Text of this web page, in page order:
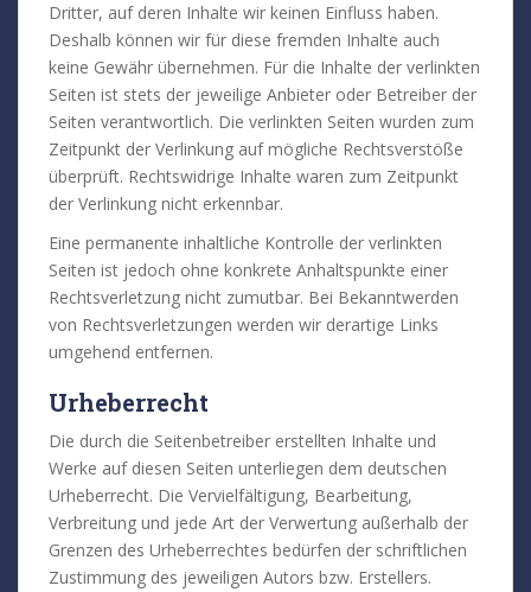
Dritter, auf deren Inhalte wir keinen Einfluss haben.
Deshalb können wir für diese fremden Inhalte auch
keine Gewähr übernehmen. Für die Inhalte der verlinkten
Seiten ist stets der jeweilige Anbieter oder Betreiber der
Seiten verantwortlich. Die verlinkten Seiten wurden zum
Zeitpunkt der Verlinkung auf mögliche Rechtsverstöße
überprüft. Rechtswidrige Inhalte waren zum Zeitpunkt
der Verlinkung nicht erkennbar.
Eine permanente inhaltliche Kontrolle der verlinkten
Seiten ist jedoch ohne konkrete Anhaltspunkte einer
Rechtsverletzung nicht zumutbar. Bei Bekanntwerden
von Rechtsverletzungen werden wir derartige Links
umgehend entfernen.
Urheberrecht
Die durch die Seitenbetreiber erstellten Inhalte und
Werke auf diesen Seiten unterliegen dem deutschen
Urheberrecht. Die Vervielfältigung, Bearbeitung,
Verbreitung und jede Art der Verwertung außerhalb der
Grenzen des Urheberrechtes bedürfen der schriftlichen
Zustimmung des jeweiligen Autors bzw. Erstellers.